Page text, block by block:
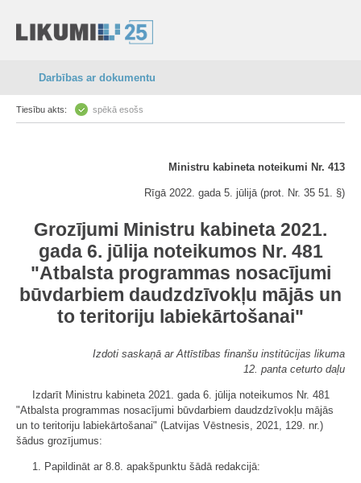
Darbības ar dokumentu
Tiesību akts: spēkā esošs
Ministru kabineta noteikumi Nr. 413
Rīgā 2022. gada 5. jūlijā (prot. Nr. 35 51. §)
Grozījumi Ministru kabineta 2021.
gada 6. jūlija noteikumos Nr. 481
"Atbalsta programmas nosacījumi
būvdarbiem daudzdzīvokļu mājās un
to teritoriju labiekārtošanai"
Izdoti saskaņā ar Attīstības finanšu institūcijas likuma
12. panta ceturto daļu
Izdarīt Ministru kabineta 2021. gada 6. jūlija noteikumos Nr. 481
"Atbalsta programmas nosacījumi būvdarbiem daudzdzīvokļu mājās
un to teritoriju labiekārtošanai" (Latvijas Vēstnesis, 2021, 129. nr.)
šādus grozījumus:
1. Papildināt ar 8.8. apakšpunktu šādā redakcijā: